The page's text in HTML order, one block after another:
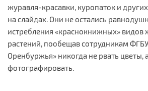
журавля-красавки, куропаток и
на слайдах. Они не остались
истребления «краснокнижных» видов
растений, пообещав сотрудникам
Оренбуржья» никогда не рвать цветы,
фотографировать.